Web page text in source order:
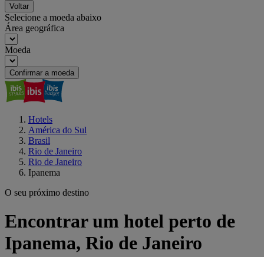
Voltar
Selecione a moeda abaixo
Área geográfica
Moeda
Confirmar a moeda
Hotels
América do Sul
Brasil
Rio de Janeiro
Rio de Janeiro
Ipanema
O seu próximo destino
Encontrar um hotel perto de
Ipanema, Rio de Janeiro